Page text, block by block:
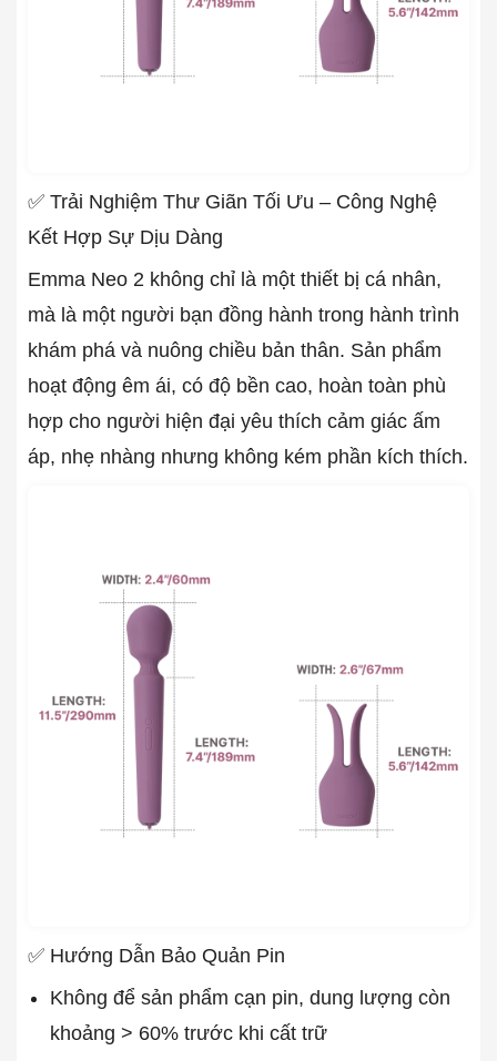
✅ Trải Nghiệm Thư Giãn Tối Ưu – Công Nghệ
Kết Hợp Sự Dịu Dàng
Emma Neo 2 không chỉ là một thiết bị cá nhân,
mà là một người bạn đồng hành trong hành trình
khám phá và nuông chiều bản thân. Sản phẩm
hoạt động êm ái, có độ bền cao, hoàn toàn phù
hợp cho người hiện đại yêu thích cảm giác ấm
áp, nhẹ nhàng nhưng không kém phần kích thích.
✅ Hướng Dẫn Bảo Quản Pin
Không để sản phẩm cạn pin, dung lượng còn
khoảng > 60% trước khi cất trữ